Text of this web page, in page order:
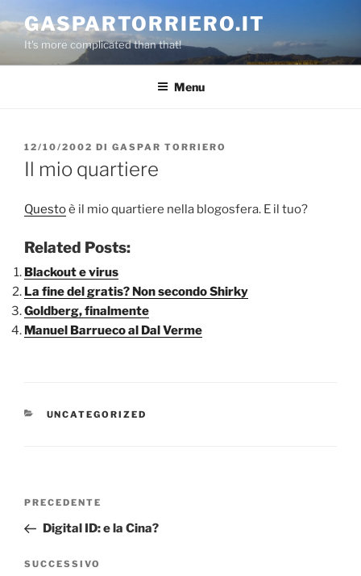
al
contenuto
GASPARTORRIERO.IT
It's more complicated than that!
Menu
PUBBLICATO
IL
12/10/2002 DI GASPAR TORRIERO
Il mio quartiere
Questoè il mio quartiere nella blogosfera. E il tuo?
Related Posts:
Blackout e virus
La fine del gratis? Non secondo Shirky
Goldberg, finalmente
Manuel Barrueco al Dal Verme
CATEGORIE
UNCATEGORIZED
Navigazione
Articolo
precedente:
PRECEDENTE
Digital ID: e la Cina?
Articolo
SUCCESSIVO